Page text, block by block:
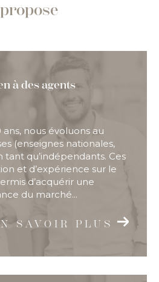
à des agents
nous évoluons au
(enseignes nationales,
tant qu’indépendants. Ces
et d’expérience sur le
d’acquérir une
du marché...
SAVOIR PLUS